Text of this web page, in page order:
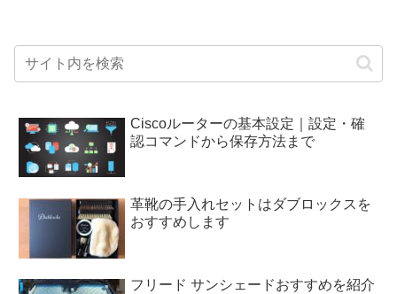
Ciscoルーターの基本設定｜設定・確
認コマンドから保存方法まで
革靴の手入れセットはダブロックスを
おすすめします
フリード サンシェードおすすめを紹介